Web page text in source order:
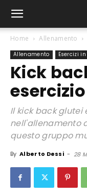
Home Allenamento
Allenamento Esercizi
Kick
Il kick back glutei
nell'allenamento
questo gruppo
By Alberto Dessi - 28